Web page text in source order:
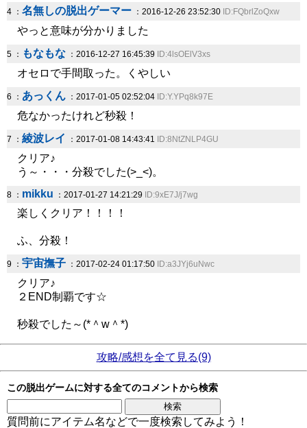
4 ： 名無しの脱出ゲーマー ：2016-12-26 23:52:30 ID:FQbrlZoQxw
やっと意味が分かりました
5 ： もなもな ：2016-12-27 16:45:39 ID:4lsOElV3xs
オセロで手間取った。くやしい
6 ： あっくん ：2017-01-05 02:52:04 ID:Y.YPq8k97E
危なかったけれど秒殺！
7 ： 綾波レイ ：2017-01-08 14:43:41 ID:8NtZNLP4GU
クリア♪
う～・・・分殺でした(>_<)。
8 ： mikku ：2017-01-27 14:21:29 ID:9xE7J/j7wg
楽しくクリア！！！！
ふ、分殺！
9 ： 宇宙撫子 ：2017-02-24 01:17:50 ID:a3JYj6uNwc
クリア♪
２END制覇です☆
秒殺でした～(*＾w＾*)
攻略/感想を全て見る(9)
この脱出ゲームに対する全てのコメントから検索
質問前にアイテム名などで一度検索してみよう！